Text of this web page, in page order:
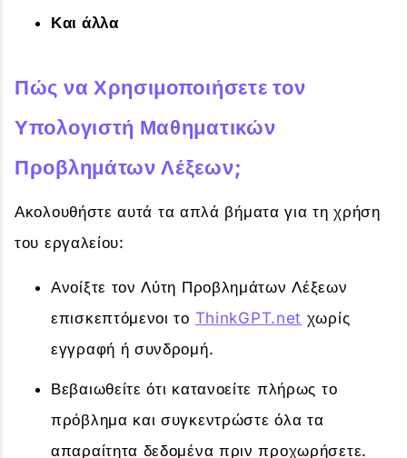
Και άλλα
Πώς να Χρησιμοποιήσετε τον
Υπολογιστή Μαθηματικών
Προβλημάτων Λέξεων;
Ακολουθήστε αυτά τα απλά βήματα για τη χρήση
του εργαλείου:
Ανοίξτε τον Λύτη Προβλημάτων Λέξεων
επισκεπτόμενοι το ThinkGPT.net χωρίς
εγγραφή ή συνδρομή.
Βεβαιωθείτε ότι κατανοείτε πλήρως το
πρόβλημα και συγκεντρώστε όλα τα
απαραίτητα δεδομένα πριν προχωρήσετε.